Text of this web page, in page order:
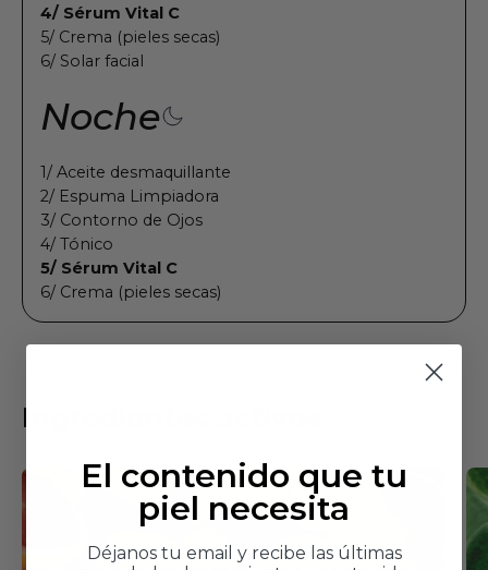
4/ Sérum Vital C
5/ Crema (pieles secas)
6/ Solar facial
Noche
1/ Aceite desmaquillante
2/ Espuma Limpiadora
3/ Contorno de Ojos
4/ Tónico
5/ Sérum Vital C
6/ Crema (pieles secas)
Ingredientes activos
El contenido que tu
piel necesita
Déjanos tu email y recibe las últimas